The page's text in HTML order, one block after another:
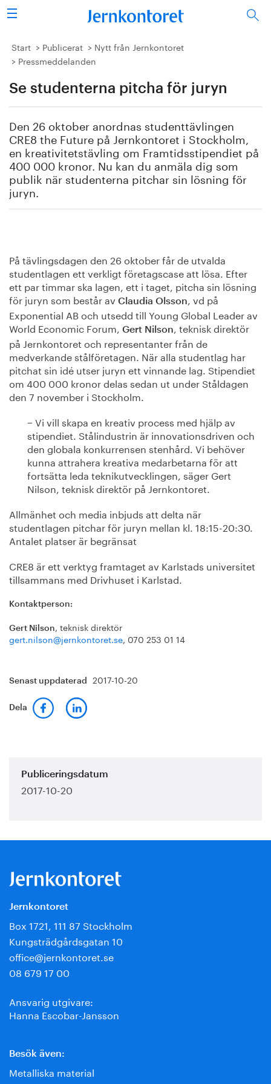
Sök
Stålindustrin
Forskning/utbildning
Energi/miljö
Vi tycker
Publicerat
Om oss
Start Publicerat
Nytt från Jernkontoret
Pressmeddelanden
Se studenterna pitcha för juryn
Den 26 oktober anordnas studenttävlingen
CRE8 the Future på Jernkontoret i Stockholm,
en kreativitetstävling om Framtidsstipendiet på
400 000 kronor. Nu kan du anmäla dig som
publik när studenterna pitchar sin lösning för
juryn.
På tävlingsdagen den 26 oktober får de utvalda
studentlagen ett verkligt företagscase att lösa. Efter
ett par timmar ska lagen, ett i taget, pitcha sin lösning
för juryn som består av Claudia Olsson, vd på
Exponential AB och utsedd till Young Global Leader av
World Economic Forum, Gert Nilson, teknisk direktör
på Jernkontoret och representanter från de
medverkande stålföretagen. När alla studentlag har
pitchat sin idé utser juryn ett vinnande lag. Stipendiet
om 400 000 kronor delas sedan ut under Ståldagen
den 7 november i Stockholm.
− Vi vill skapa en kreativ process med hjälp av
stipendiet. Stålindustrin är innovationsdriven och
den globala konkurrensen stenhård. Vi behöver
kunna attrahera kreativa medarbetarna för att
fortsätta leda teknikutvecklingen, säger Gert
Nilson, teknisk direktör på Jernkontoret.
Allmänhet och media inbjuds att delta när
studentlagen pitchar för juryn mellan kl. 18:15-20:30.
Antalet platser är begränsat
CRE8 är ett verktyg framtaget av Karlstads universitet
tillsammans med Drivhuset i Karlstad.
Kontaktperson:
Gert Nilson, teknisk direktör
gert.nilson@jernkontoret.se, 070 253 01 14
Senast uppdaterad 2017-10-20
Dela
Publiceringsdatum
2017-10-20
Jernkontoret
Box 1721, 111 87 Stockholm
Kungsträdgårdsgatan 10
office@jernkontoret.se
08 679 17 00
Ansvarig utgivare:
Hanna Escobar-Jansson
Besök även:
Metalliska material